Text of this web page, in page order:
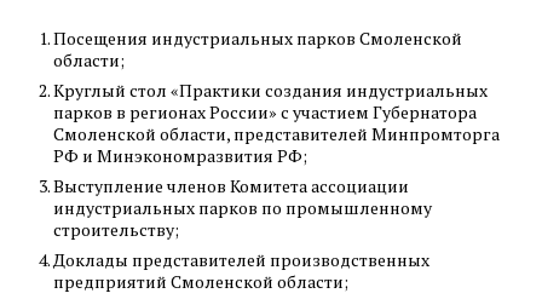
22.06.2017
Технопром-2017
20.06.2017
Еженедельный обзор новостей
индустриальных парков, 20 июня
15.06.2017
Изменение законодательства
Посещения индустриальных парков Смоленской
области;
Круглый стол «Практики создания индустриальных
парков в регионах России» с участием Губернатора
Смоленской области, представителей Минпромторга
РФ и Минэкономразвития РФ;
Выступление членов Комитета ассоциации
индустриальных парков по промышленному
строительству;
Доклады представителей производственных
предприятий Смоленской области;